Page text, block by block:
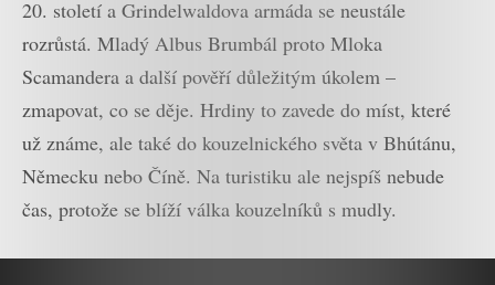
20. století a Grindelwaldova armáda se neustále
rozrůstá. Mladý Albus Brumbál proto Mloka
Scamandera a další pověří důležitým úkolem –
zmapovat, co se děje. Hrdiny to zavede do míst, které
už známe, ale také do kouzelnického světa v Bhútánu,
Německu nebo Číně. Na turistiku ale nejspíš nebude
čas, protože se blíží válka kouzelníků s mudly.